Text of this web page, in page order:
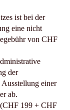
ist bei der
eine nicht
von CHF
der
Ausstellung einer
ab.
199 + CHF